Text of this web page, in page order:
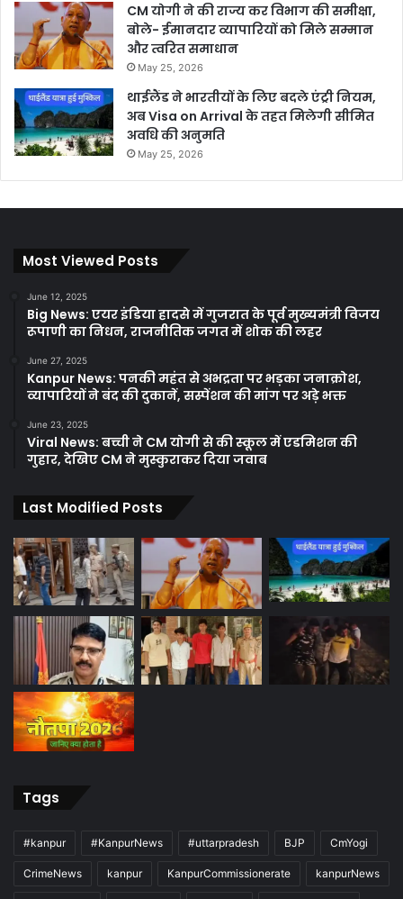
CM योगी ने की राज्य कर विभाग की समीक्षा,
बोले- ईमानदार व्यापारियों को मिले सम्मान
और त्वरित समाधान
May 25, 2026
थाईलैंड ने भारतीयों के लिए बदले एंट्री नियम,
अब Visa on Arrival के तहत मिलेगी सीमित
अवधि की अनुमति
May 25, 2026
Most Viewed Posts
June 12, 2025
Big News: एयर इंडिया हादसे में गुजरात के पूर्व मुख्यमंत्री विजय
रूपाणी का निधन, राजनीतिक जगत में शोक की लहर
June 27, 2025
Kanpur News: पनकी महंत से अभद्रता पर भड़का जनाक्रोश,
व्यापारियों ने बंद की दुकानें, सस्पेंशन की मांग पर अड़े भक्त
June 23, 2025
Viral News: बच्ची ने CM योगी से की स्कूल में एडमिशन की
गुहार, देखिए CM ने मुस्कुराकर दिया जवाब
Last Modified Posts
Tags
#kanpur #KanpurNews #uttarpradesh BJP CmYogi
CrimeNews kanpur KanpurCommissionerate kanpurNews